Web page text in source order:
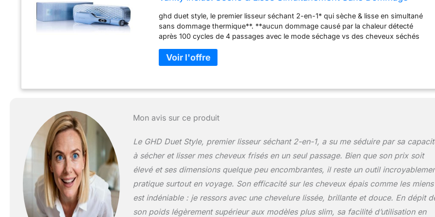
ghd duet style, le premier lisseur séchant 2-en-1* qui sèche & lisse en simultané
sans dommage thermique**. **aucun dommage causé par la chaleur détecté
après 100 cycles de 4 passages avec le mode séchage vs des cheveux séchés
Des Cheveux 2x plus brillants****. ***test consommateur, 142 femmes, juin 2021.
Mode Shine Shot – cheveux secs uniquement : l’air se coupe, la température des
consommateur, 142 femmes, juin 2021. Jusqu'à 42% de résistance en plus à
Niveau sonore plus faible : pour une expérience de coiffage agréable et raffinée
naturellement, en fonction de l'utilisation par le consommateur.
Mon avis sur ce produit
Le GHD Duet Style, premier lisseur séchant 2-en-1, a su me séduire par sa
à sécher et lisser mes cheveux frisés en un seul passage. Bien que son prix soit
élevé et ses dimensions quelque peu encombrantes, il reste un outil
pratique surtout en voyage. Son efficacité sur les cheveux épais comme les miens
est indéniable : je ressors avec une chevelure lissée, brillante et douce. En dépit
son poids légèrement supérieur aux modèles plus slim, sa facilité d’utilisation en